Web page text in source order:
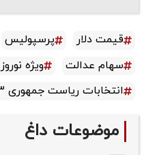
قیمت دلار پرسپولیس
سهام عدالت
ویژه نوروز 1403
انتخابات ریاست جمهوری 1403
موضوعات داغ